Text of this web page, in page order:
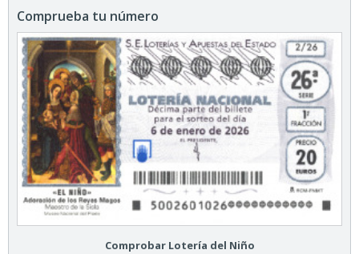
Comprueba tu número
Comprobar Lotería del Niño